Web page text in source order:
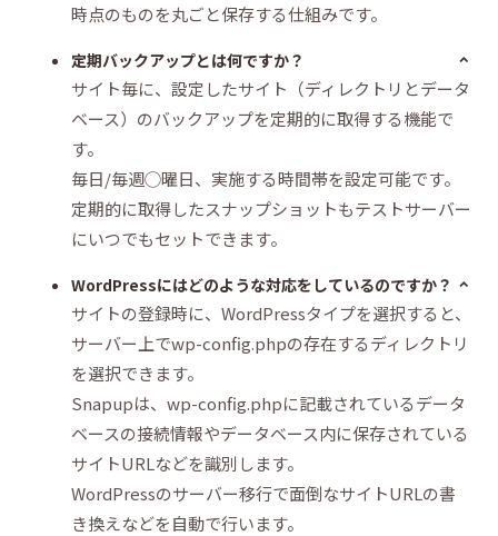
時点のものを丸ごと保存する仕組みです。
定期バックアップとは何ですか？
サイト毎に、設定したサイト（ディレクトリとデータ
ベース）のバックアップを定期的に取得する機能で
す。
毎日/毎週◯曜日、実施する時間帯を設定可能です。
定期的に取得したスナップショットもテストサーバー
にいつでもセットできます。
WordPressにはどのような対応をしているのですか？
サイトの登録時に、WordPressタイプを選択すると、
サーバー上でwp-config.phpの存在するディレクトリ
を選択できます。
Snapupは、wp-config.phpに記載されているデータ
ベースの接続情報やデータベース内に保存されている
サイトURLなどを識別します。
WordPressのサーバー移行で面倒なサイトURLの書
き換えなどを自動で行います。